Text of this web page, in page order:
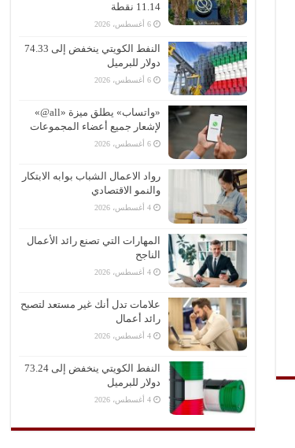
11.14 نقطة
6 أغسطس، 2026
النفط الكويتي ينخفض إلى 74.33
دولار للبرميل
6 أغسطس، 2026
«واتساب» يطلق ميزة «all@»
لإشعار جميع أعضاء المجموعات
6 أغسطس، 2026
رواد الاعمال الشباب بوابه الابتكار
والنمو الاقتصادي
4 أغسطس، 2026
المهارات التي تصنع رائد الأعمال
الناجح
4 أغسطس، 2026
علامات تدل أنك غير مستعد لتصبح
رائد أعمال
4 أغسطس، 2026
النفط الكويتي ينخفض إلى 73.24
دولار للبرميل
4 أغسطس، 2026